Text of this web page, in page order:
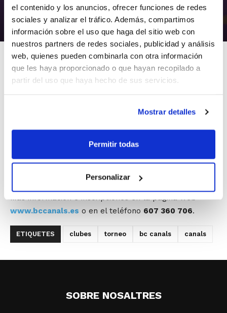
el contenido y los anuncios, ofrecer funciones de redes
sociales y analizar el tráfico. Además, compartimos
información sobre el uso que haga del sitio web con
nuestros partners de redes sociales, publicidad y análisis
web, quienes pueden combinarla con otra información
que les haya proporcionado o que hayan recopilado a
partir del uso que haya hecho de sus servicios.
Mostrar detalles
Permitir todas
Personalizar
12 Horas de Basket del B.C. Canals
06/05/2013
de las nueve de la mañana. El precio de inscripción
son 100 euros por equipo, con premio de 200 euros
más trofeo para el primer clasificado y 150 euros y
Mas información e inscripciones en la página web
www.bccanals.es o en el teléfono 607 360 706.
ETIQUETES clubes torneo bc canals canals
SOBRE NOSALTRES